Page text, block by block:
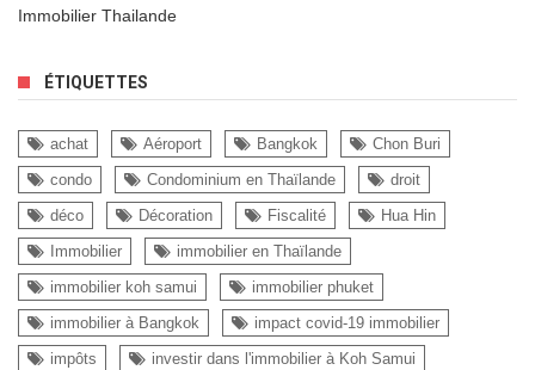
Immobilier Thailande
ÉTIQUETTES
achat Aéroport Bangkok
Chon Buri
condo
Condominium en Thaïlande
droit
déco
Décoration Fiscalité
Hua Hin
Immobilier
immobilier en Thaïlande
immobilier koh samui
immobilier phuket
immobilier à Bangkok
impact covid-19 immobilier
impôts
investir dans l'immobilier à Koh Samui